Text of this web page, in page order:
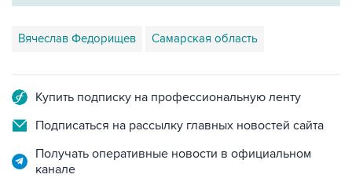
Вячеслав Федорищев Самарская область
Купить подписку на профессиональную ленту
Подписаться на рассылку главных новостей сайта
Получать оперативные новости в официальном
канале